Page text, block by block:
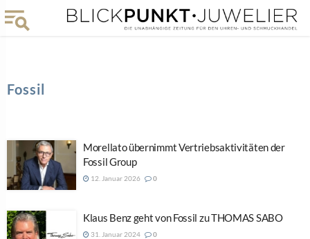
Fossil
Morellato übernimmt Vertriebsaktivitäten der
Fossil Group
12. Januar 2026 0
Klaus Benz geht von Fossil zu THOMAS SABO
31. Januar 2024 0